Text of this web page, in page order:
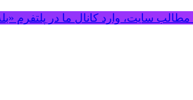
سایت، وارد کانال ما در پلتفرم